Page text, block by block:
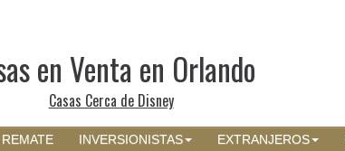
en Venta en Orlando
Casas Cerca de Disney
INVERSIONISTAS EXTRANJEROS